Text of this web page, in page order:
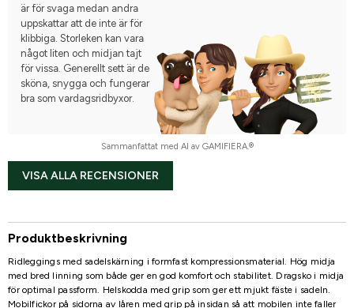
är för svaga medan andra
uppskattar att de inte är för
klibbiga. Storleken kan vara
något liten och midjan tajt
för vissa. Generellt sett är de
sköna, snygga och fungerar
bra som vardagsridbyxor.
Sammanfattat med AI av GAMIFIERA.®
VISA ALLA RECENSIONER
Produktbeskrivning
Ridleggings med sadelskärning i formfast kompressionsmaterial. Hög midja
med bred linning som både ger en god komfort och stabilitet. Dragsko i midja
för optimal passform. Helskodda med grip som ger ett mjukt fäste i sadeln.
Mobilfickor på sidorna av låren med grip på insidan så att mobilen inte faller